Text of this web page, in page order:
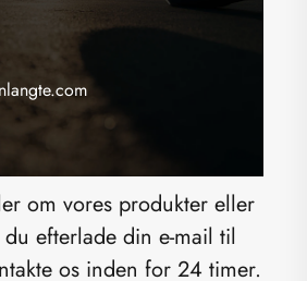
om vores produkter eller
efterlade din e-mail til
os inden for 24 timer.